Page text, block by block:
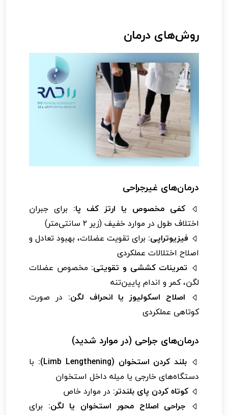
روش‌های درمان
درمان‌های غیرجراحی
کفی مخصوص یا ارتز کف پا: برای جبران
اختلاف طول در موارد خفیف (زیر ۲ سانتی‌متر)
فیزیوتراپی: برای تقویت عضلات، بهبود تعادل و
اصلاح اختلالات عملکردی
تمرینات کششی و تقویتی: مخصوص عضلات
لگن، کمر و اندام پایین‌تنه
اصلاح اسکولیوز یا انحراف لگن: در صورت
کوتاهی عملکردی
درمان‌های جراحی (در موارد شدید)
بلند کردن استخوان (Limb Lengthening):
با
دستگاه‌های خارجی یا میله داخل استخوان
کوتاه کردن پای بلندتر: در موارد خاص
جراحی اصلاح محور استخوان یا لگن: برای